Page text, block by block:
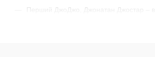
Перший ДжоДжо, Джонатан Джостар –